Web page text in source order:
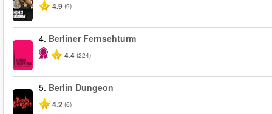
4.9 (9)
4. Berliner Fernsehturm
4.4 (224)
5. Berlin Dungeon
4.2 (6)